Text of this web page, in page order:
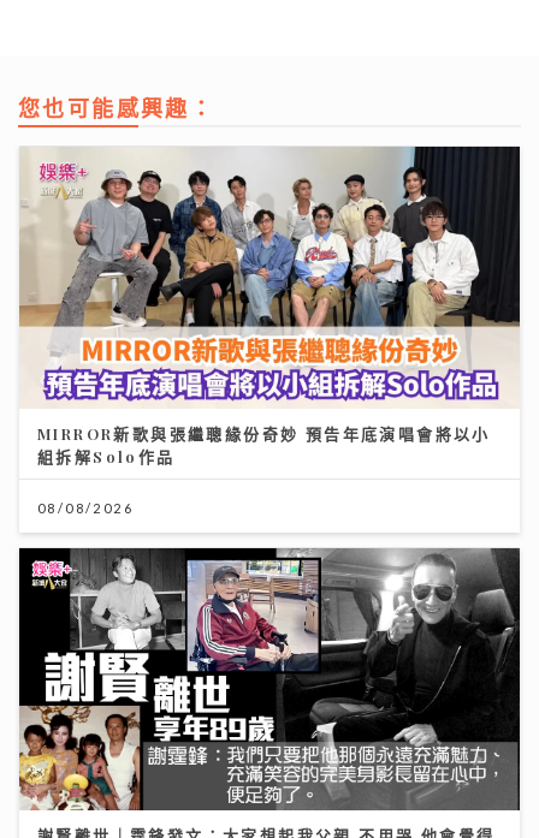
您也可能感興趣：
MIRROR新歌與張繼聰緣份奇妙 預告年底演唱會將以小
組拆解Solo作品
08/08/2026